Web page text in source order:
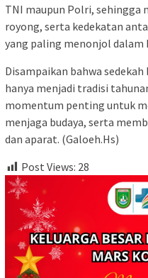
TNI maupun Polri, sehingga
royong, serta kedekatan
yang paling menonjol dalam
Disampaikan bahwa
hanya menjadi tradisi
momentum penting untuk
menjaga budaya, serta
dan aparat. (Galoeh.Hs)
Post Views: 28